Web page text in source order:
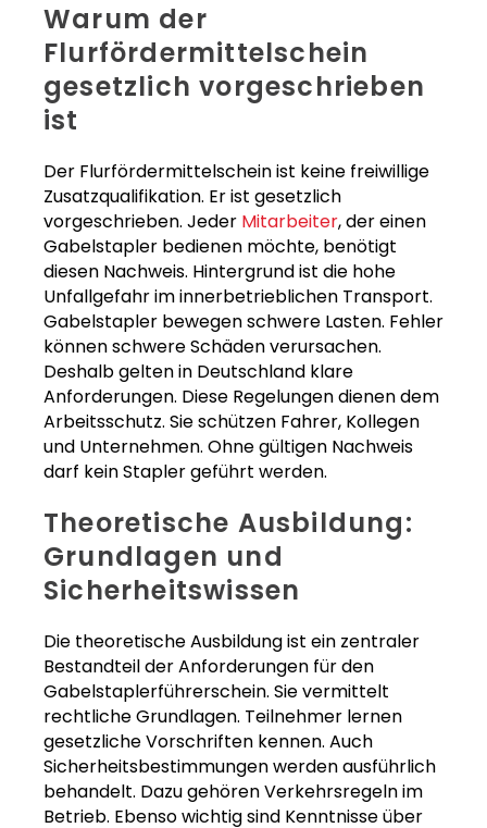
Warum der
Flurfördermittelschein
gesetzlich vorgeschrieben
ist
Der Flurfördermittelschein ist keine freiwillige
Zusatzqualifikation. Er ist gesetzlich
vorgeschrieben. Jeder Mitarbeiter, der einen
Gabelstapler bedienen möchte, benötigt
diesen Nachweis. Hintergrund ist die hohe
Unfallgefahr im innerbetrieblichen Transport.
Gabelstapler bewegen schwere Lasten. Fehler
können schwere Schäden verursachen.
Deshalb gelten in Deutschland klare
Anforderungen. Diese Regelungen dienen dem
Arbeitsschutz. Sie schützen Fahrer, Kollegen
und Unternehmen. Ohne gültigen Nachweis
darf kein Stapler geführt werden.
Theoretische Ausbildung:
Grundlagen und
Sicherheitswissen
Die theoretische Ausbildung ist ein zentraler
Bestandteil der Anforderungen für den
Gabelstaplerführerschein. Sie vermittelt
rechtliche Grundlagen. Teilnehmer lernen
gesetzliche Vorschriften kennen. Auch
Sicherheitsbestimmungen werden ausführlich
behandelt. Dazu gehören Verkehrsregeln im
Betrieb. Ebenso wichtig sind Kenntnisse über